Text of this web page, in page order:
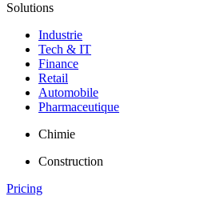
Solutions
Industrie
Tech & IT
Finance
Retail
Automobile
Pharmaceutique
Chimie
Construction
Pricing